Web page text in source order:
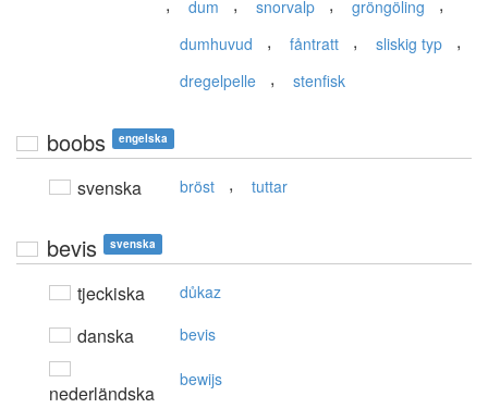
dum snorvalp gröngöling
dumhuvud , fåntratt , sliskig typ ,
dregelpelle , stenfisk
boobs engelska
svenska bröst , tuttar
bevis svenska
tjeckiska důkaz
danska bevis
nederländska
bewijs